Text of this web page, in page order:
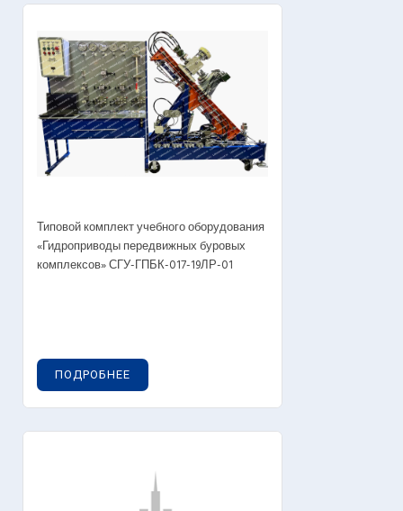
Типовой комплект учебного оборудования
«Гидроприводы передвижных буровых
комплексов» СГУ-ГПБК-017-19ЛР-01
ПОДРОБНЕЕ